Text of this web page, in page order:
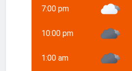
7:00 pm
10:00 pm
1:00 am